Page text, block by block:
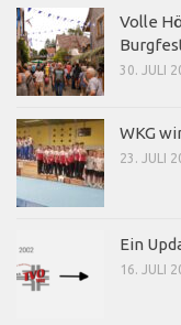
Volle
30. JULI
WKG
23. JULI
Ein
16. JULI